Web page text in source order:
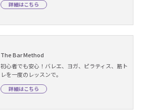
詳細はこちら
The Bar Method
初心者でも安心！バレエ、ヨガ、ピラティス、筋ト
レを一度のレッスンで。
詳細はこちら